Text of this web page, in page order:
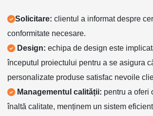
Solicitare: clientul a informat despre
conformitate necesare.
Design: echipa de design este
începutul proiectului pentru a se asigura
personalizate produse satisfac nevoile
Managementul calității: pentru a oferi
înaltă calitate, menținem un sistem